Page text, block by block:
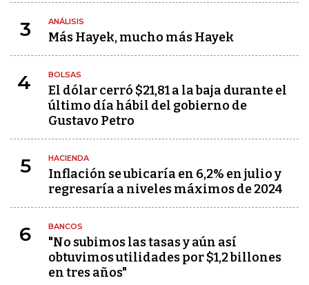
3 ANÁLISIS
Más Hayek, mucho más Hayek
4 BOLSAS
El dólar cerró $21,81 a la baja durante el
último día hábil del gobierno de
Gustavo Petro
5 HACIENDA
Inflación se ubicaría en 6,2% en julio y
regresaría a niveles máximos de 2024
6 BANCOS
"No subimos las tasas y aún así
obtuvimos utilidades por $1,2 billones
en tres años"